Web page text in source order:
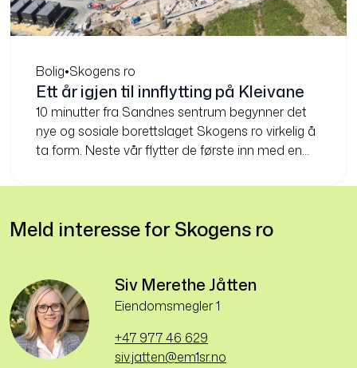
Bolig•Skogens ro
Ett år igjen til innflytting på Kleivane
10 minutter fra Sandnes sentrum begynner det
nye og sosiale borettslaget Skogens ro virkelig å
ta form. Neste vår flytter de første inn med en
Meld interesse for Skogens ro
Siv Merethe Jåtten
Eiendomsmegler 1
+47 977 46 629
siv.jatten@em1sr.no